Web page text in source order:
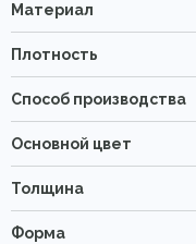
Материал
Плотность
Способ производства
Основной цвет
Толщина
Форма